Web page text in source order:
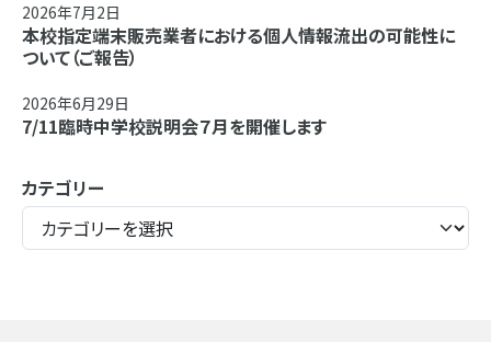
2026年7月2日
本校指定端末販売業者における個人情報流出の可能性に
ついて（ご報告）
2026年6月29日
7/11臨時中学校説明会７月を開催します
カテゴリー